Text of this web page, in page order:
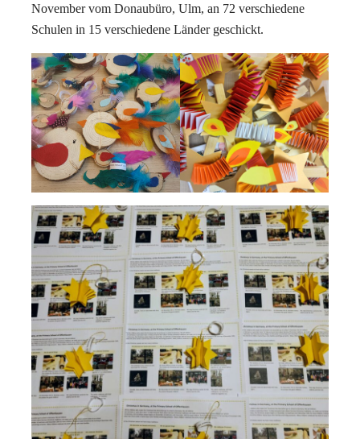
November vom Donaubüro, Ulm, an 72 verschiedene
Schulen in 15 verschiedene Länder geschickt.